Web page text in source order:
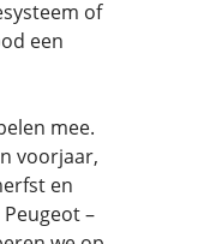
of
een
mee.
voorjaar,
en
–